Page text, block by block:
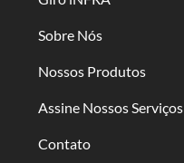
Sobre Nós
Nossos Produtos
Assine Nossos Serviços
Contato